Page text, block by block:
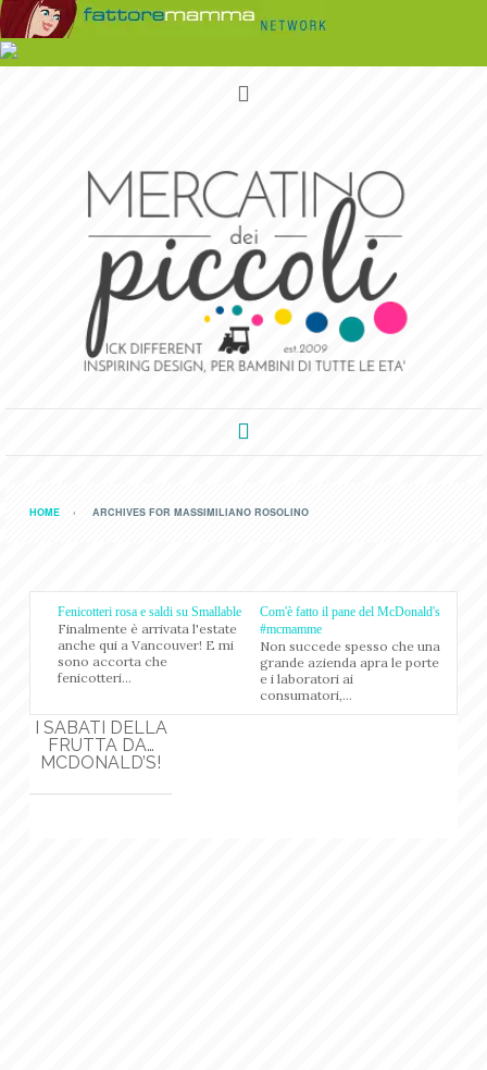
HOME ARCHIVES FOR MASSIMILIANO ROSOLINO
Fenicotteri rosa e saldi su Smallable
Finalmente è arrivata l'estate
anche qui a Vancouver! E mi
sono accorta che
fenicotteri...
Com'è fatto il pane del McDonald's
#mcmamme
Non succede spesso che una
grande azienda apra le porte
e i laboratori ai
consumatori,...
I SABATI DELLA
FRUTTA DA…
MCDONALD’S!